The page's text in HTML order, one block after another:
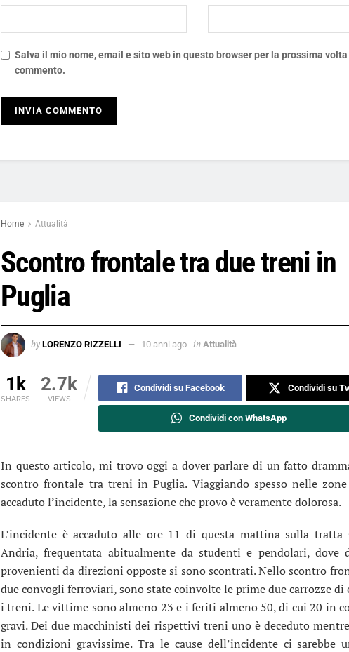
Salva il mio nome, email e sito web in questo browser per la prossima
commento.
Home Attualità
Scontro frontale tra due treni in
Puglia
by LORENZO RIZZELLI 10 anni ago in Attualità
1k
SHARES
2.7k
VIEWS
Condividi su Facebook Condividi su
Condividi con WhatsApp
In questo articolo, mi trovo oggi a dover parlare di un fatto
scontro frontale tra treni in Puglia. Viaggiando spesso nelle
accaduto l’incidente, la sensazione che provo è veramente dolorosa.
L’incidente è accaduto alle ore 11 di questa mattina sulla tratta
Andria, frequentata abitualmente da studenti e pendolari, dove
provenienti da direzioni opposte si sono scontrati. Nello scontro
due convogli ferroviari, sono state coinvolte le prime due carrozze
i treni. Le vittime sono almeno 23 e i feriti almeno 50, di cui 20 in
gravi. Dei due macchinisti dei rispettivi treni uno è deceduto
in condizioni gravissime. Tra le cause dell’incidente ci sarebbe